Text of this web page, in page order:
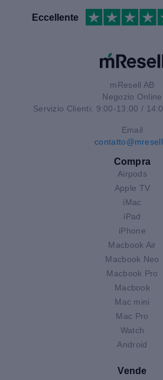
Eccellente
mResell AB
Negozio Online
Servizio Clienti: 9:00-13:00 /
Email
Compra
Airpods
Apple TV
iMac
iPad
iPhone
Macbook Air
Macbook Neo
Macbook Pro
Macbook
Mac mini
Mac Pro
Watch
Android
Vende